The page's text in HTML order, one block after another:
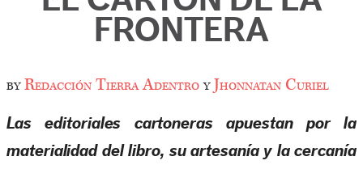
FRONTERA
byRedacción Tierra AdentroyJhonnatan Curiel
Las editoriales cartoneras apuestan por la
materialidad del libro, su artesanía y la cercanía